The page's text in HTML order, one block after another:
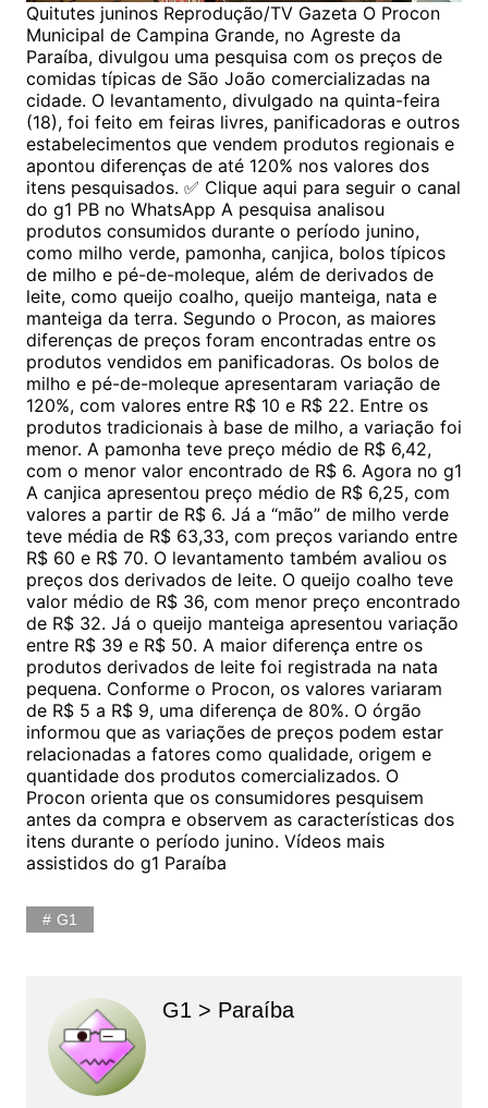
Quitutes juninos Reprodução/TV Gazeta O Procon
Municipal de Campina Grande, no Agreste da
Paraíba, divulgou uma pesquisa com os preços de
comidas típicas de São João comercializadas na
cidade. O levantamento, divulgado na quinta-feira
(18), foi feito em feiras livres, panificadoras e outros
estabelecimentos que vendem produtos regionais e
apontou diferenças de até 120% nos valores dos
itens pesquisados. ✅ Clique aqui para seguir o canal
do g1 PB no WhatsApp A pesquisa analisou
produtos consumidos durante o período junino,
como milho verde, pamonha, canjica, bolos típicos
de milho e pé-de-moleque, além de derivados de
leite, como queijo coalho, queijo manteiga, nata e
manteiga da terra. Segundo o Procon, as maiores
diferenças de preços foram encontradas entre os
produtos vendidos em panificadoras. Os bolos de
milho e pé-de-moleque apresentaram variação de
120%, com valores entre R$ 10 e R$ 22. Entre os
produtos tradicionais à base de milho, a variação foi
menor. A pamonha teve preço médio de R$ 6,42,
com o menor valor encontrado de R$ 6. Agora no g1
A canjica apresentou preço médio de R$ 6,25, com
valores a partir de R$ 6. Já a “mão” de milho verde
teve média de R$ 63,33, com preços variando entre
R$ 60 e R$ 70. O levantamento também avaliou os
preços dos derivados de leite. O queijo coalho teve
valor médio de R$ 36, com menor preço encontrado
de R$ 32. Já o queijo manteiga apresentou variação
entre R$ 39 e R$ 50. A maior diferença entre os
produtos derivados de leite foi registrada na nata
pequena. Conforme o Procon, os valores variaram
de R$ 5 a R$ 9, uma diferença de 80%. O órgão
informou que as variações de preços podem estar
relacionadas a fatores como qualidade, origem e
quantidade dos produtos comercializados. O
Procon orienta que os consumidores pesquisem
antes da compra e observem as características dos
itens durante o período junino. Vídeos mais
assistidos do g1 Paraíba
G1
G1 > Paraíba